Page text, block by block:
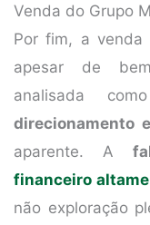
Venda do Grupo
Por fim, a venda
apesar de
analisada
direcionamento
aparente. A
financeiro
não exploração